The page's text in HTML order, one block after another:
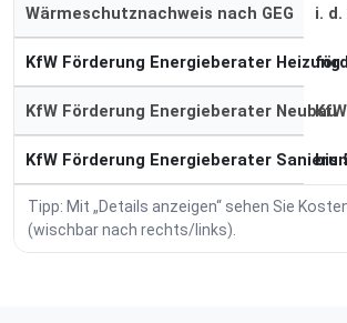
Wärmeschutznachweis nach GEG i.
KfW Förderung Energieberater Heizung
KfW Förderung Energieberater Neubau
KfW Förderung Energieberater bis
Tipp: Mit „Details anzeigen“ sehen Sie
(wischbar nach rechts/links).